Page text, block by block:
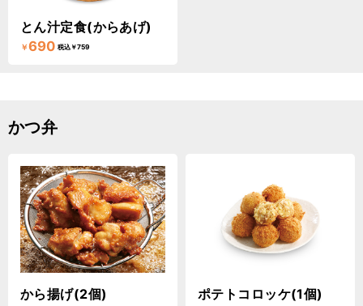
とん汁定食(からあげ)
￥690 税込￥759
かつ弁
から揚げ(2個) ポテトコロッケ(1個)